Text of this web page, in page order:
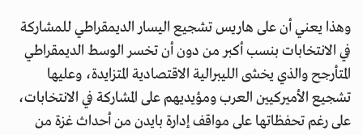
وهذا يعني أن على هاريس تشجيع اليسار الديمقراطي للمشاركة
في الانتخابات بنسب أكبر من دون أن تخسر الوسط الديمقراطي
المتأرجح والذي يخشى الليبرالية الاقتصادية المتزايدة، وعليها
تشجيع الأميركيين العرب ومؤيديهم على المشاركة في الانتخابات،
على رغم تحفظاتها على مواقف إدارة بايدن من أحداث غزة من